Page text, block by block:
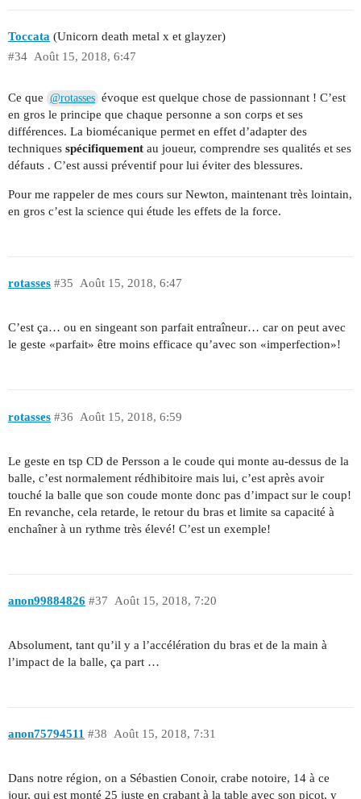
Toccata (Unicorn death metal x et glayzer)
Août 15, 2018, 6:47
#34
Ce que @rotasses évoque est quelque chose de passionnant ! C’est
en gros le principe que chaque personne a son corps et ses
différences. La biomécanique permet en effet d’adapter des
techniques spécifiquement au joueur, comprendre ses qualités et ses
défauts . C’est aussi préventif pour lui éviter des blessures.
Pour me rappeler de mes cours sur Newton, maintenant très lointain,
en gros c’est la science qui étude les effets de la force.
rotasses Août 15, 2018, 6:47
#35
C’est ça… ou en singeant son parfait entraîneur… car on peut avec
le geste «parfait» être moins efficace qu’avec son «imperfection»!
rotasses Août 15, 2018, 6:59
#36
Le geste en tsp CD de Persson a le coude qui monte au-dessus de la
balle, c’est normalement rédhibitoire mais lui, c’est après avoir
touché la balle que son coude monte donc pas d’impact sur le coup!
En revanche, cela retarde, le retour du bras et limite sa capacité à
enchaîner à un rythme très élevé! C’est un exemple!
anon99884826 Août 15, 2018, 7:20
#37
Absolument, tant qu’il y a l’accélération du bras et de la main à
l’impact de la balle, ça part …
anon75794511 Août 15, 2018, 7:31
#38
Dans notre région, on a Sébastien Conoir, crabe notoire, 14 à ce
jour, qui est monté 25 juste en crabant à la table avec son picot, y